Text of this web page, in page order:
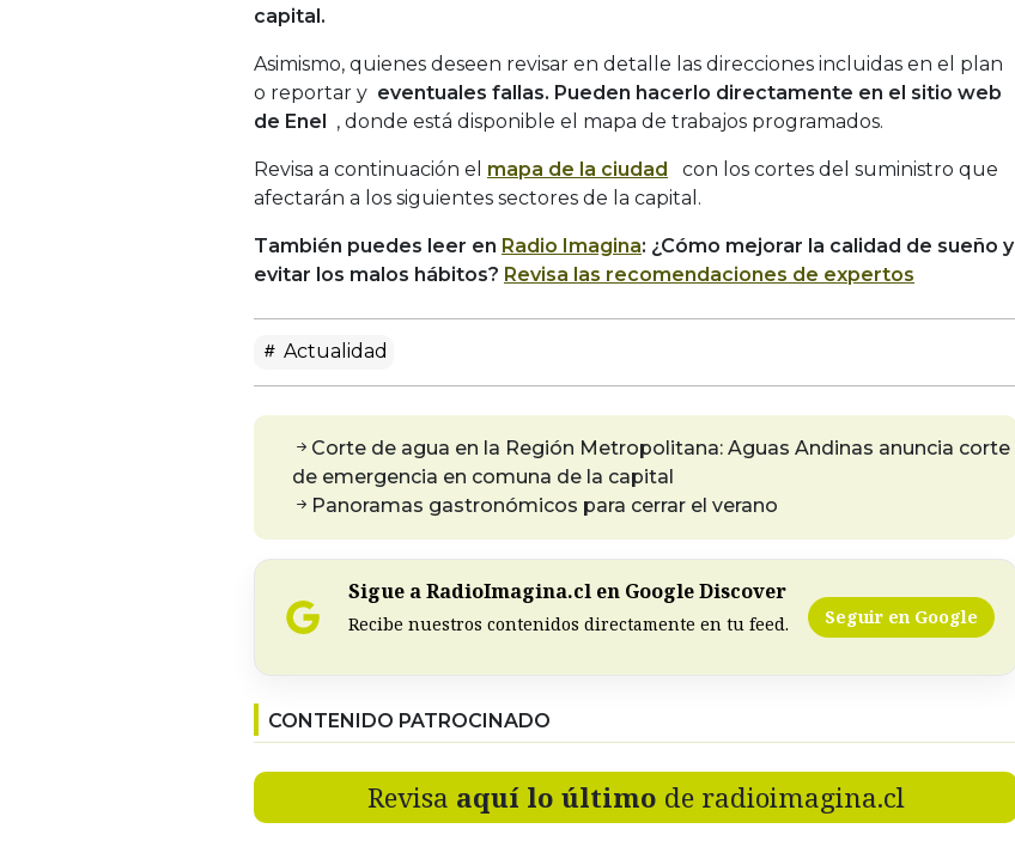
capital.
Asimismo, quienes deseen revisar en detalle las direcciones incluidas en el plan
o reportar y eventuales fallas. Pueden hacerlo directamente en el sitio web
de Enel , donde está disponible el mapa de trabajos programados.
Revisa a continuación el mapa de la ciudad con los cortes del suministro que
afectarán a los siguientes sectores de la capital.
También puedes leer en Radio Imagina: ¿Cómo mejorar la calidad de sueño y
evitar los malos hábitos? Revisa las recomendaciones de expertos
Actualidad
Corte de agua en la Región Metropolitana: Aguas Andinas anuncia corte
de emergencia en comuna de la capital
Panoramas gastronómicos para cerrar el verano
Sigue a RadioImagina.cl en Google Discover
Recibe nuestros contenidos directamente en tu feed. Seguir en Google
CONTENIDO PATROCINADO
Revisa aquí lo último de radioimagina.cl